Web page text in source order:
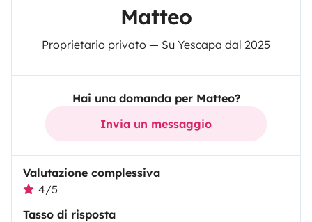
Matteo
Proprietario privato — Su Yescapa dal 2025
Hai una domanda per Matteo?
Invia un messaggio
Valutazione complessiva
4/5
Tasso di risposta